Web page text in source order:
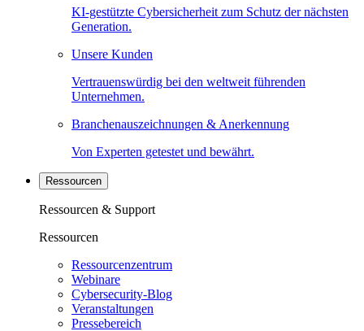
KI-gestützte Cybersicherheit zum Schutz der nächsten
Generation.
Unsere Kunden
Vertrauenswürdig bei den weltweit führenden
Unternehmen.
Branchenauszeichnungen & Anerkennung
Von Experten getestet und bewährt.
Ressourcen
Ressourcen & Support
Ressourcen
Ressourcenzentrum
Webinare
Cybersecurity-Blog
Veranstaltungen
Pressebereich